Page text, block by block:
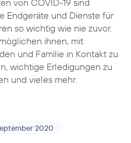
von COVID-19 sind
Endgeräte und Dienste für
so wichtig wie nie zuvor.
ihnen, mit
und Familie in Kontakt zu
wichtige Erledigungen zu
und vieles mehr.
2020